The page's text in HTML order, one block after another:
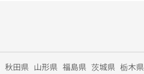
秋田県 山形県 福島県 茨城県 栃木県